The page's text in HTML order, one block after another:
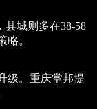
县城则多在38-58
略。
级。重庆掌邦提